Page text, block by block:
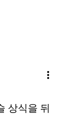
more_vert
상식을 뒤